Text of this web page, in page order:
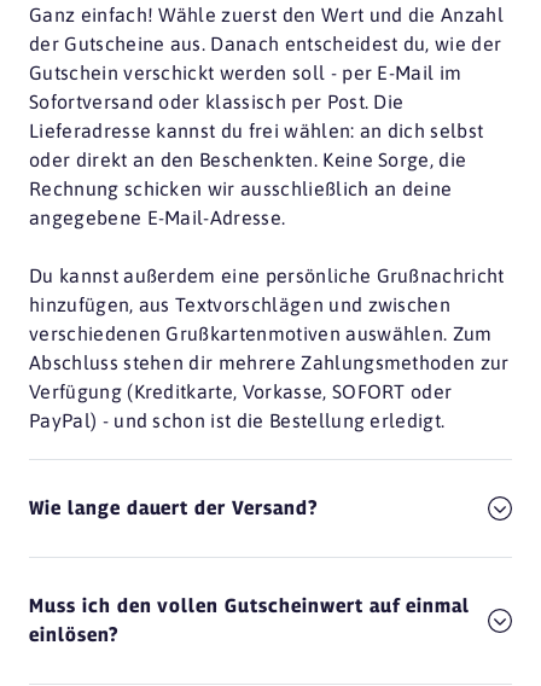
Ganz einfach! Wähle zuerst den Wert und die Anzahl
der Gutscheine aus. Danach entscheidest du, wie der
Gutschein verschickt werden soll - per E-Mail im
Sofortversand oder klassisch per Post. Die
Lieferadresse kannst du frei wählen: an dich selbst
oder direkt an den Beschenkten. Keine Sorge, die
Rechnung schicken wir ausschließlich an deine
angegebene E-Mail-Adresse.
Du kannst außerdem eine persönliche Grußnachricht
hinzufügen, aus Textvorschlägen und zwischen
verschiedenen Grußkartenmotiven auswählen. Zum
Abschluss stehen dir mehrere Zahlungsmethoden zur
Verfügung (Kreditkarte, Vorkasse, SOFORT oder
PayPal) - und schon ist die Bestellung erledigt.
Wie lange dauert der Versand?
Muss ich den vollen Gutscheinwert auf einmal
einlösen?